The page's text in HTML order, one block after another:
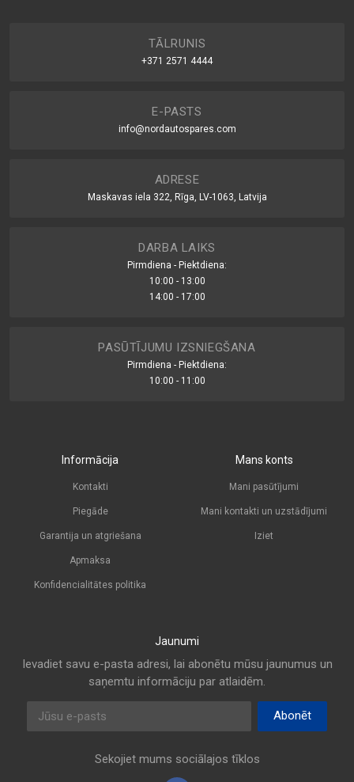
TĀLRUNIS
+371 2571 4444
E-PASTS
info@nordautospares.com
ADRESE
Maskavas iela 322, Rīga, LV-1063, Latvija
DARBA LAIKS
Pirmdiena - Piektdiena:
10:00 - 13:00
14:00 - 17:00
PASŪTĪJUMU IZSNIEGŠANA
Pirmdiena - Piektdiena:
10:00 - 11:00
Informācija
Kontakti
Piegāde
Garantija un atgriešana
Apmaksa
Konfidencialitātes politika
Mans konts
Mani pasūtījumi
Mani kontakti un uzstādījumi
Iziet
Jaunumi
Ievadiet savu e-pasta adresi, lai abonētu mūsu jaunumus un
saņemtu informāciju par atlaidēm.
E-pasta adrese
Abonēt
Sekojiet mums sociālajos tīklos